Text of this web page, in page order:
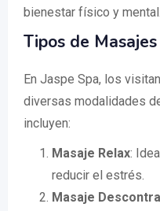
bienestar físico y mental.
Tipos de
En Jaspe Spa, los
diversas modalidades
incluyen:
Masaje Relax:
reducir el estrés.
Masaje